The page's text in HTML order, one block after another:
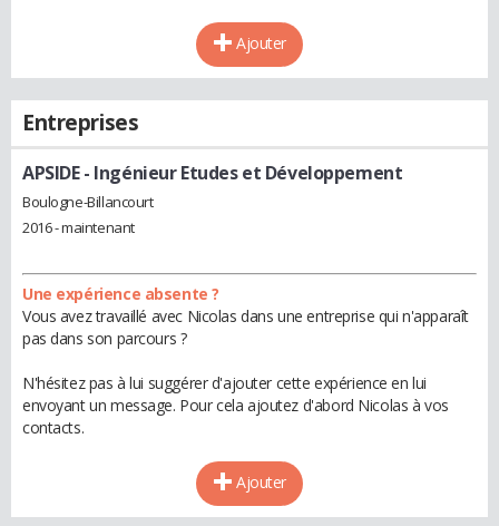
Ajouter
Entreprises
APSIDE- Ingénieur Etudes et Développement
Boulogne-Billancourt
2016 - maintenant
Une expérience absente ?
Vous avez travaillé avec Nicolas dans une entreprise qui n'apparaît
pas dans son parcours ?
N'hésitez pas à lui suggérer d'ajouter cette expérience en lui
envoyant un message. Pour cela ajoutez d'abord Nicolas à vos
contacts.
Ajouter